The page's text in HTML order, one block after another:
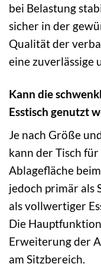
bei Belastung
sicher in der
Qualität der
eine zuverlässige
Kann die
Esstisch genutzt
Je nach Größe
kann der Tisch
Ablagefläche
jedoch primär als
als vollwertiger
Die
Erweiterung der
am Sitzbereich.